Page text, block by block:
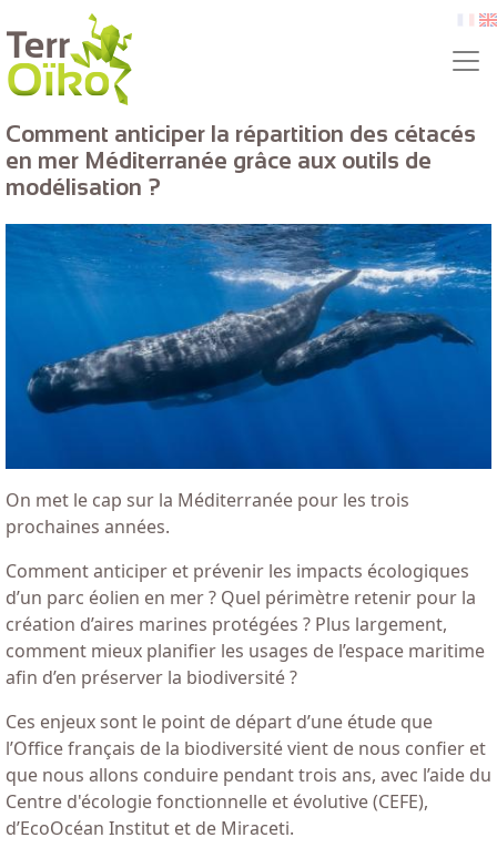
Skip to main content fr
Comment anticiper la répartition des cétacés
en mer Méditerranée grâce aux outils de
modélisation ?
On met le cap sur la Méditerranée pour les trois
prochaines années.
Comment anticiper et prévenir les impacts écologiques
d’un parc éolien en mer ? Quel périmètre retenir pour la
création d’aires marines protégées ? Plus largement,
comment mieux planifier les usages de l’espace maritime
afin d’en préserver la biodiversité ?
Ces enjeux sont le point de départ d’une étude que
l’Office français de la biodiversité vient de nous confier et
que nous allons conduire pendant trois ans, avec l’aide du
Centre d'écologie fonctionnelle et évolutive (CEFE),
d’EcoOcéan Institut et de Miraceti.